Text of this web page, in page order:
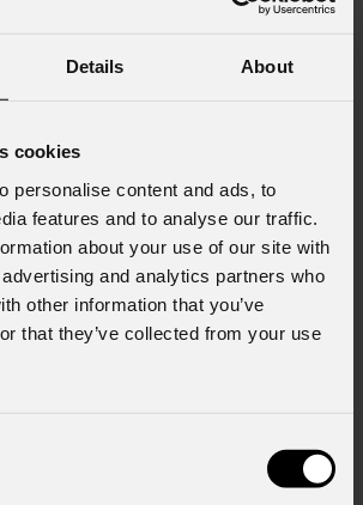
Details About
cookies
personalise content and ads, to
features and to analyse our traffic.
about your use of our site with
and analytics partners who
other information that you’ve
that they’ve collected from your use